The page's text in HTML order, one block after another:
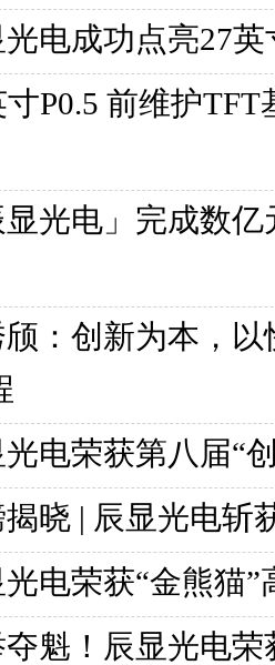
光电成功点亮27
寸P0.5 前维护
显光电」完成数
：创新为本，
光电荣获第八届“
晓 | 辰显光电斩
光电荣获“金熊猫
魁！辰显光电